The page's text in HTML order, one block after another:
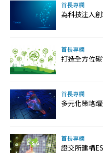
首長專欄
首長專欄
打造全方位
首長專欄
多元化策略
首長專欄
證交所建構